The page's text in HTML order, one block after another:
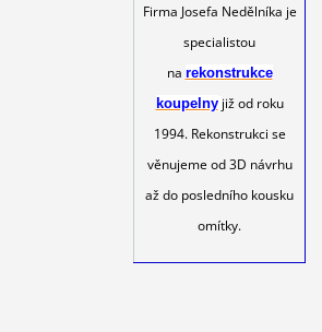
Firma Josefa Nedělníka je
specialistou
na rekonstrukce
koupelny již od roku
1994. Rekonstrukci se
věnujeme od 3D návrhu
až do posledního kousku
omítky.